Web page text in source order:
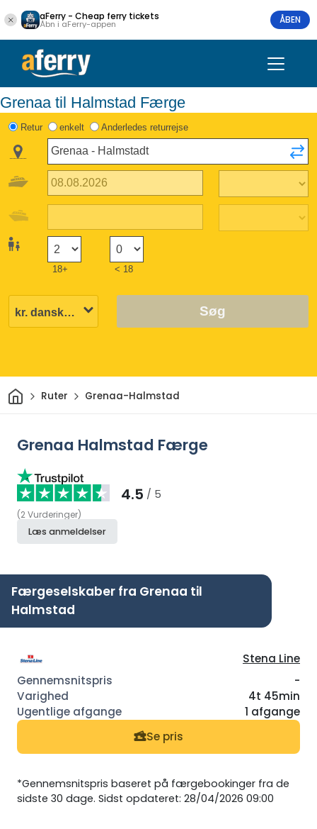
aFerry - Cheap ferry tickets
Åbn i aFerry-appen ÅBEN
Grenaa til Halmstad Færge
Retur enkelt Anderledes returrejse
18+ < 18
Søg
HjemRuter Grenaa-Halmstad
Grenaa Halmstad Færge
4.5 / 5
(2Vurderinger)
Læs anmeldelser
Færgeselskaber fra Grenaa til
Halmstad
Stena Line
-
4t 45min
1 afgange
Se pris
*Gennemsnitspris baseret på færgebookinger fra de
sidste 30 dage. Sidst opdateret: 28/04/2026 09:00